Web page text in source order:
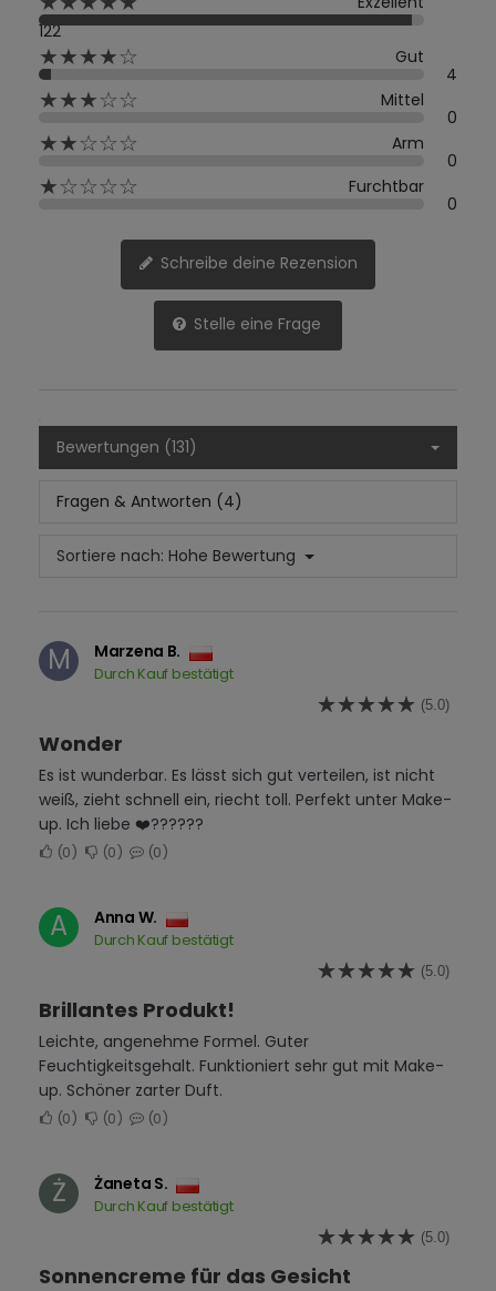
122
★★★★☆
Gut
4
★★★☆☆
Mittel
0
★★☆☆☆
Arm
0
★☆☆☆☆
Furchtbar
0
Schreibe deine Rezension
Stelle eine Frage
Bewertungen (131)
Fragen & Antworten (4)
Sortiere nach: Hohe Bewertung
M Marzena B.
Durch Kauf bestätigt
(5.0)
Wonder
Es ist wunderbar. Es lässt sich gut verteilen, ist nicht
weiß, zieht schnell ein, riecht toll. Perfekt unter Make-
up. Ich liebe ❤️??????
0 0 0
A Anna W.
Durch Kauf bestätigt
(5.0)
Brillantes Produkt!
Leichte, angenehme Formel. Guter
Feuchtigkeitsgehalt. Funktioniert sehr gut mit Make-
up. Schöner zarter Duft.
0 0 0
Ż Żaneta S.
Durch Kauf bestätigt
(5.0)
Sonnencreme für das Gesicht